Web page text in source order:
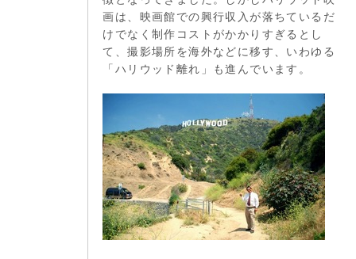
画は、映画館での興行収入が落ちているだ
けでなく制作コストがかかりすぎるとし
て、撮影場所を海外などに移す、いわゆる
「ハリウッド離れ」も進んでいます。